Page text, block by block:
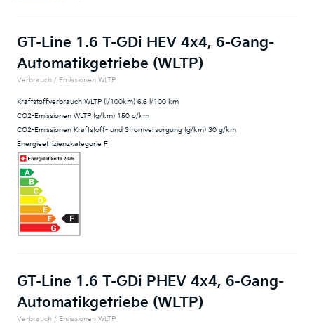
GT-Line 1.6 T-GDi HEV 4x4, 6-Gang-
Automatikgetriebe (WLTP)
Verbrauch / Emissionen WLTP
Kraftstoffverbrauch WLTP (l/100km) 6.6 l/100 km
CO2-Emissionen WLTP (g/km) 150 g/km
CO2-Emissionen Kraftstoff- und Stromversorgung (g/km) 30 g/km
Energieeffizienzkategorie F
GT-Line 1.6 T-GDi PHEV 4x4, 6-Gang-
Automatikgetriebe (WLTP)
Verbrauch / Emissionen WLTP